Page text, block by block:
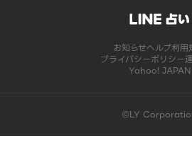
お知らせヘルプ利用
プライバシーポリシー
Yahoo! JAPAN
©LY
このコンテンツは掲載が終了しまし